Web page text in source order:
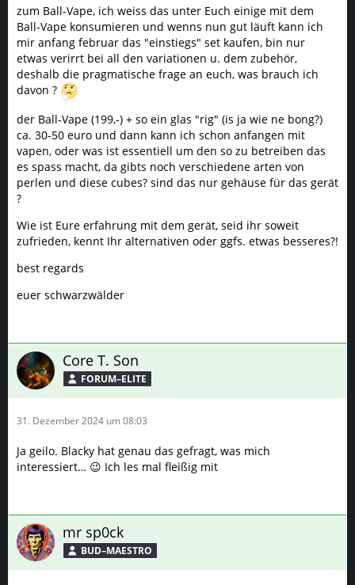
zum Ball-Vape, ich weiss das unter Euch einige mit dem
Ball-Vape konsumieren und wenns nun gut läuft kann ich
mir anfang februar das "einstiegs" set kaufen, bin nur
etwas verirrt bei all den variationen u. dem zubehör,
deshalb die pragmatische frage an euch, was brauch ich
davon ?
der Ball-Vape (199,-) + so ein glas "rig" (is ja wie ne bong?)
ca. 30-50 euro und dann kann ich schon anfangen mit
vapen, oder was ist essentiell um den so zu betreiben das
es spass macht, da gibts noch verschiedene arten von
perlen und diese cubes? sind das nur gehäuse für das gerät
?
Wie ist Eure erfahrung mit dem gerät, seid ihr soweit
zufrieden, kennt Ihr alternativen oder ggfs. etwas besseres?!
best regards
euer schwarzwälder
Core T. Son
FORUM–ELITE
31. Dezember 2024 um 08:03
Ja geilo. Blacky hat genau das gefragt, was mich
interessiert… 😉 Ich les mal fleißig mit
mr sp0ck
BUD–MAESTRO